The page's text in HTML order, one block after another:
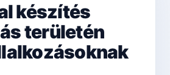
készítés
területén